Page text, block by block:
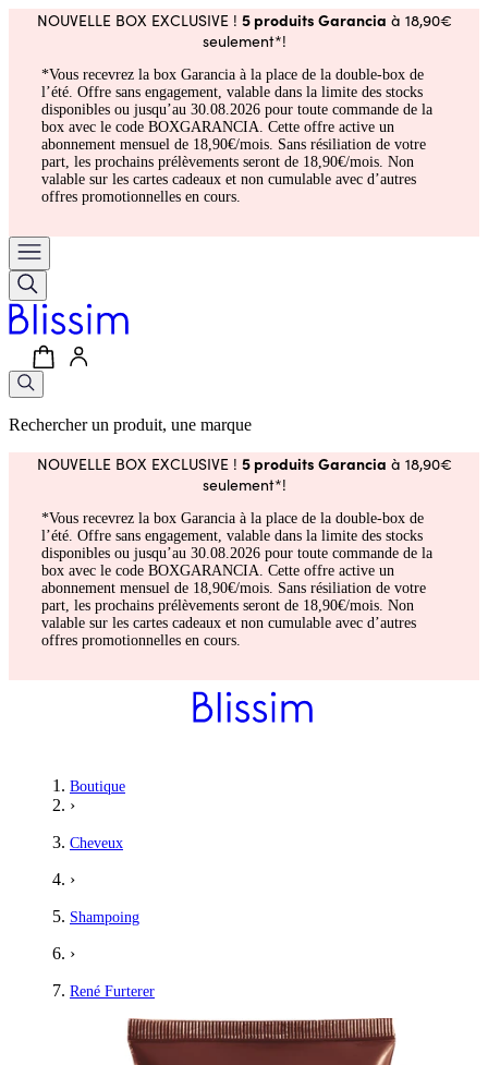
NOUVELLE BOX EXCLUSIVE ! 5 produits Garancia à 18,90€
seulement*!
*Vous recevrez la box Garancia à la place de la double-box de
l’été. Offre sans engagement, valable dans la limite des stocks
disponibles ou jusqu’au 30.08.2026 pour toute commande de la
box avec le code BOXGARANCIA. Cette offre active un
abonnement mensuel de 18,90€/mois. Sans résiliation de votre
part, les prochains prélèvements seront de 18,90€/mois. Non
valable sur les cartes cadeaux et non cumulable avec d’autres
offres promotionnelles en cours.
Rechercher un produit, une marque
NOUVELLE BOX EXCLUSIVE ! 5 produits Garancia à 18,90€
seulement*!
*Vous recevrez la box Garancia à la place de la double-box de
l’été. Offre sans engagement, valable dans la limite des stocks
disponibles ou jusqu’au 30.08.2026 pour toute commande de la
box avec le code BOXGARANCIA. Cette offre active un
abonnement mensuel de 18,90€/mois. Sans résiliation de votre
part, les prochains prélèvements seront de 18,90€/mois. Non
valable sur les cartes cadeaux et non cumulable avec d’autres
offres promotionnelles en cours.
Boutique
›
Cheveux
›
Shampoing
›
René Furterer